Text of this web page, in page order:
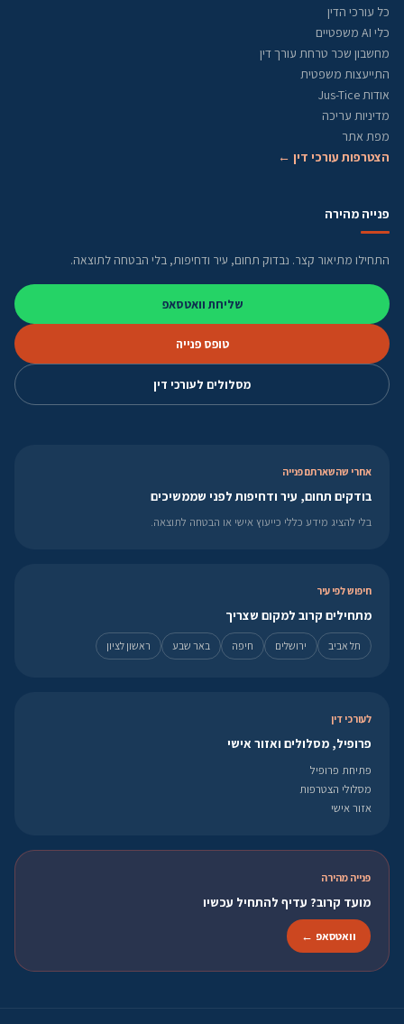
כל עורכי הדין
כלי AI משפטיים
מחשבון שכר טרחת עורך דין
התייעצות משפטית
אודות Jus-Tice
מדיניות עריכה
מפת אתר
הצטרפות עורכי דין ←
פנייה מהירה
התחילו מתיאור קצר. נבדוק תחום, עיר ודחיפות, בלי הבטחה לתוצאה.
שליחת וואטסאפ
טופס פנייה
מסלולים לעורכי דין
אחרי שהשארתם פנייה
בודקים תחום, עיר ודחיפות לפני שממשיכים
בלי להציג מידע כללי כייעוץ אישי או הבטחה לתוצאה.
חיפוש לפי עיר
מתחילים קרוב למקום שצריך
תל אביב ירושלים חיפה באר שבע ראשון לציון
לעורכי דין
פרופיל, מסלולים ואזור אישי
פתיחת פרופיל
מסלולי הצטרפות
אזור אישי
פנייה מהירה
מועד קרוב? עדיף להתחיל עכשיו
וואטסאפ ←